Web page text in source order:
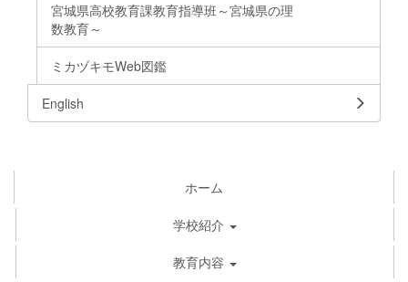
宮城県高校教育課教育指導班～宮城県の理
数教育～
ミカヅキモWeb図鑑
English
ホーム
学校紹介
教育内容